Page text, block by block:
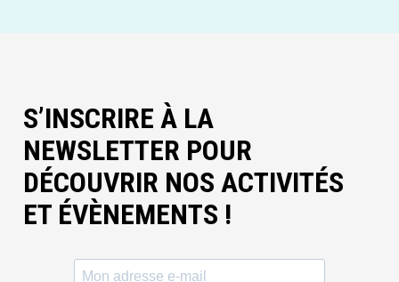
S’INSCRIRE À LA
NEWSLETTER POUR
DÉCOUVRIR NOS ACTIVITÉS
ET ÉVÈNEMENTS !